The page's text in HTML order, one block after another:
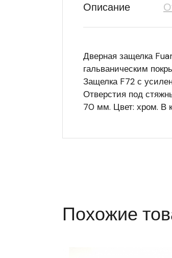
Описание
Дверная защелка
гальваническим
Защелка F72 с
Отверстия под
70 мм. Цвет: хром. В
Похожие